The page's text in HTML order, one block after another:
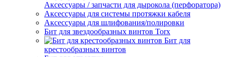
Аксессуары / запчасти для дырокола (перфоратора)
Аксессуары для системы протяжки кабеля
Аксессуары для шлифования/полировки
Бит для звездообразных винтов Torx
Бит для
крестообразных винтов